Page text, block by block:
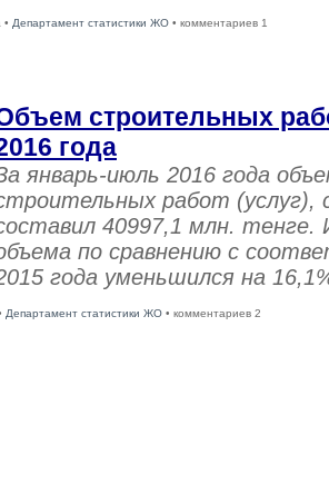
• Департамент статистики ЖО • комментариев 1
строительных
года
январь-июль 2016 года
работ (услуг),
40997,1 млн. тенге.
по сравнению с
года уменьшился на
Департамент статистики ЖО • комментариев 2